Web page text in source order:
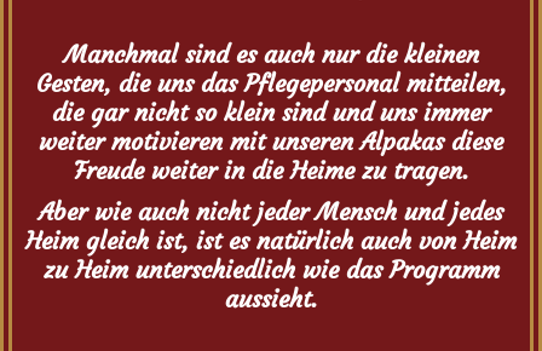
Manchmal sind es auch nur die kleinen
Gesten, die uns das Pflegepersonal mitteilen,
die gar nicht so klein sind und uns immer
weiter motivieren mit unseren Alpakas diese
Freude weiter in die Heime zu tragen.
Aber wie auch nicht jeder Mensch und jedes
Heim gleich ist, ist es natürlich auch von Heim
zu Heim unterschiedlich wie das Programm
aussieht.